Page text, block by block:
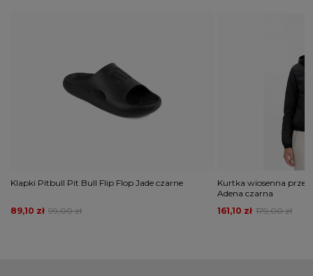
Klapki Pitbull Pit Bull Flip Flop Jade czarne
99,00 zł
89,10 zł
Kurtka wiosenna
Adena czarna
179,00 zł
161,10 zł